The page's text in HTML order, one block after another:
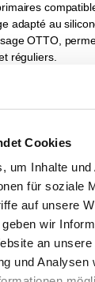
Cookies
um Inhalte und
für soziale
auf unsere
wir
an
und Analysen
adapté au
OTTO,
réguliers.
données de
une question sur
: